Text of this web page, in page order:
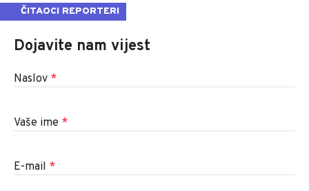
ČITAOCI REPORTERI
Dojavite nam vijest
Naslov *
Vaše ime *
E-mail *